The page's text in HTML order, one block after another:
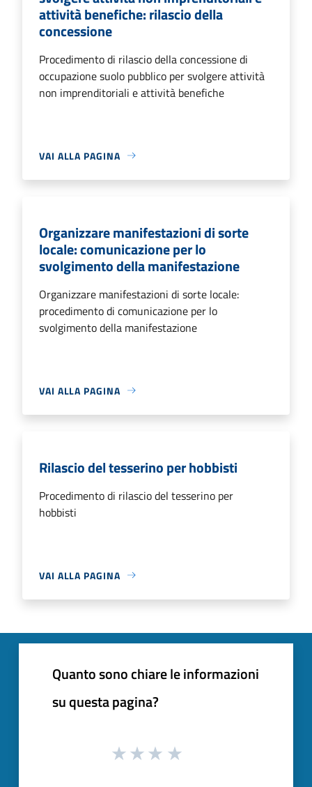
attività benefiche: rilascio della
concessione
Procedimento di rilascio della concessione di
occupazione suolo pubblico per svolgere attività
non imprenditoriali e attività benefiche
VAI ALLA PAGINA
Organizzare manifestazioni di sorte
locale: comunicazione per lo
svolgimento della manifestazione
Organizzare manifestazioni di sorte locale:
procedimento di comunicazione per lo
svolgimento della manifestazione
VAI ALLA PAGINA
Rilascio del tesserino per hobbisti
Procedimento di rilascio del tesserino per
hobbisti
VAI ALLA PAGINA
Quanto sono chiare le informazioni
su questa pagina?